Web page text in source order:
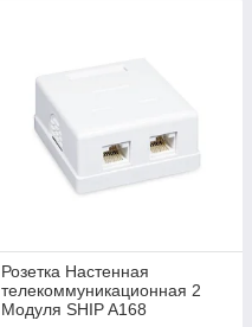
Розетка Настенная
телекоммуникационная 2
Модуля SHIP A168